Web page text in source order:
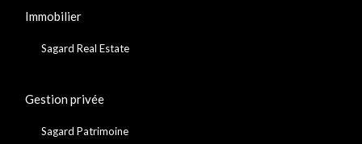
Immobilier
Sagard Real Estate
Gestion privée
Sagard Patrimoine